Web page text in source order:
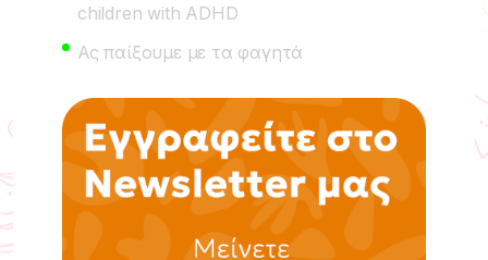
children with ADHD
Ας παίξουμε με τα φαγητά